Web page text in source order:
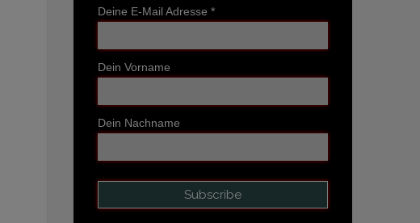
Deine E-Mail Adresse *
Dein Vorname
Dein Nachname